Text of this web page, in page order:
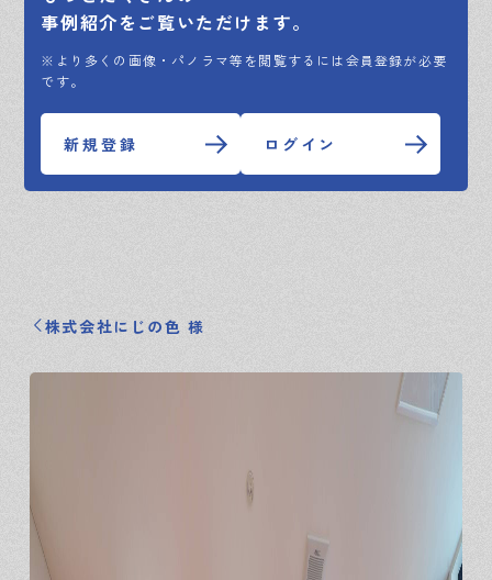
事例紹介をご覧いただけます。
※より多くの画像・パノラマ等を閲覧するには会員登録が必要
です。
新規登録 ログイン
株式会社にじの色 様